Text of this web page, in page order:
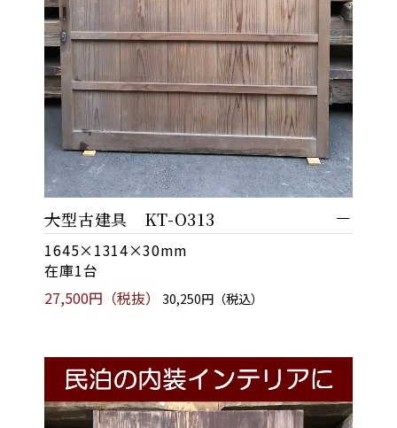
大型古建具 KT-O313
1645×1314×30mm
在庫1台
27,500円（税抜）
30,250円（税込）